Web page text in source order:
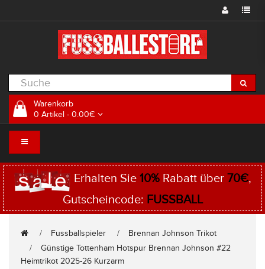
Warenkorb
0 Artikel - 0.00€
Erhalten Sie 10%Rabatt über 70€,
Gutscheincode: FUSSBALL
Fussballspieler
Brennan Johnson Trikot
Günstige Tottenham Hotspur Brennan Johnson #22
Heimtrikot 2025-26 Kurzarm